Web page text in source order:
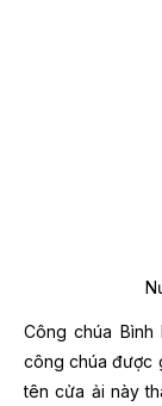
Công chúa
công chúa được
tên cửa ải này